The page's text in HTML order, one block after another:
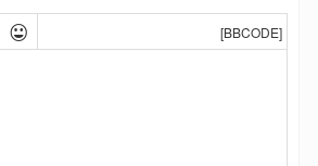
 [BBCODE]